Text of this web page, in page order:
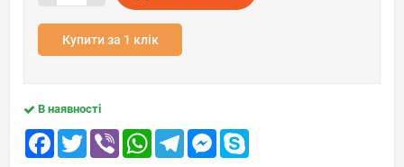
Купити за 1 клік
В наявності
Facebook
TwitterViber WhatsAppTelegramMessenger